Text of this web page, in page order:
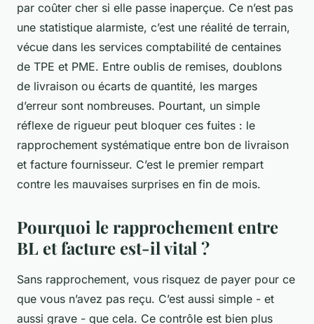
par coûter cher si elle passe inaperçue. Ce n’est pas
une statistique alarmiste, c’est une réalité de terrain,
vécue dans les services comptabilité de centaines
de TPE et PME. Entre oublis de remises, doublons
de livraison ou écarts de quantité, les marges
d’erreur sont nombreuses. Pourtant, un simple
réflexe de rigueur peut bloquer ces fuites : le
rapprochement systématique entre bon de livraison
et facture fournisseur. C’est le premier rempart
contre les mauvaises surprises en fin de mois.
Pourquoi le rapprochement entre
BL et facture est-il vital ?
Sans rapprochement, vous risquez de payer pour ce
que vous n’avez pas reçu. C’est aussi simple - et
aussi grave - que cela. Ce contrôle est bien plus